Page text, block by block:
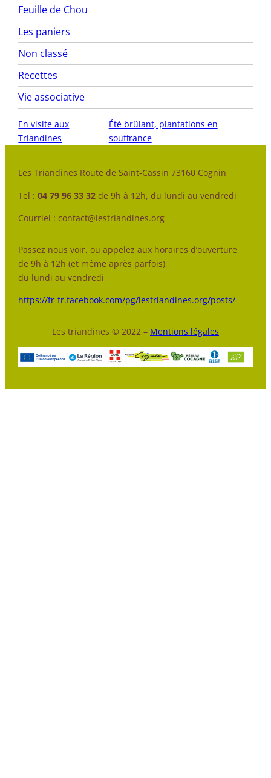
Feuille de Chou
Les paniers
Non classé
Recettes
Vie associative
En visite aux
Triandines
Été brûlant, plantations en
souffrance
Les Triandines Route de Saint-Cassin 73160 Cognin
Tel :04 79 96 33 32 de 9h à 12h, du lundi au vendredi
Courriel : contact@lestriandines.org
Passez nous voir, ou appelez aux horaires d’ouverture,
de 9h à 12h (et même après parfois),
du lundi au vendredi
https://fr-fr.facebook.com/pg/lestriandines.org/posts/
Les triandines © 2022 – Mentions légales